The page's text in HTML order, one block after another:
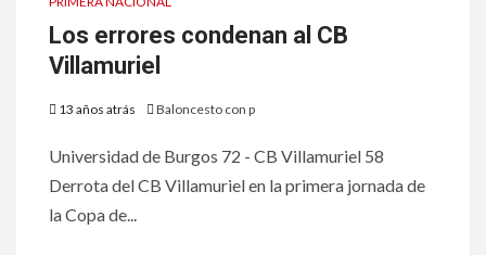
Los errores condenan al CB
Villamuriel
13 años atrás Baloncesto con p
Universidad de Burgos 72 - CB Villamuriel 58
Derrota del CB Villamuriel en la primera jornada de
la Copa de...